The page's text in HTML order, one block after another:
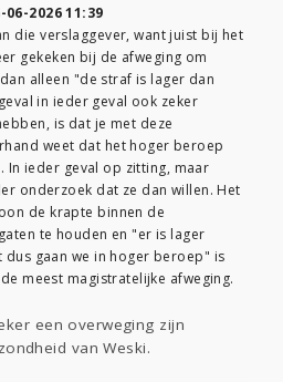
06-2026 11:39
die verslaggever, want juist bij het
gekeken bij de afweging om
alleen "de straf is lager dan
in ieder geval ook zeker
is dat je met deze
weet dat het hoger beroep
In ieder geval op zitting, maar
onderzoek dat ze dan willen. Het
de krapte binnen de
te houden en "er is lager
dus gaan we in hoger beroep" is
meest magistratelijke afweging.
een overweging zijn
van Weski.